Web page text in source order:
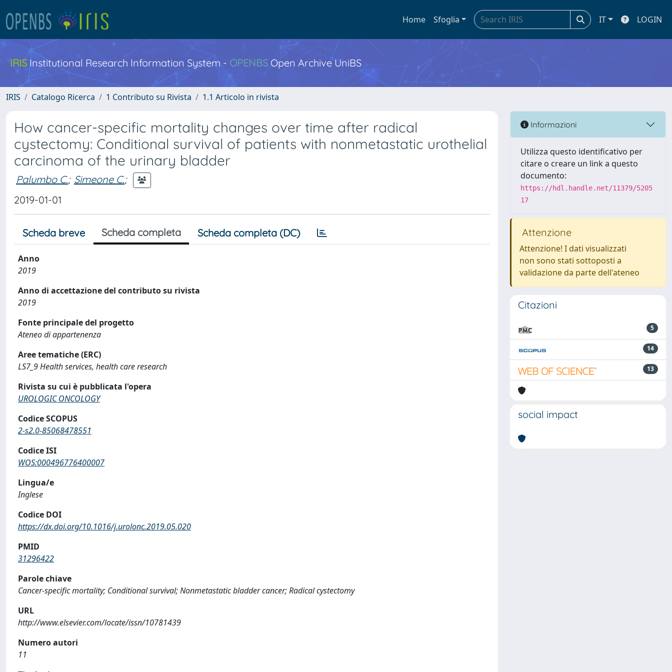
Home Sfoglia IT LOGIN
IRIS Institutional Research Information System - OPENBS Open Archive UniBS
IRIS Catalogo Ricerca 1 Contributo su Rivista 1.1 Articolo in rivista
How cancer-specific mortality changes over time after radical
cystectomy: Conditional survival of patients with nonmetastatic urothelial
carcinoma of the urinary bladder
Palumbo C.; Simeone C.;
2019-01-01
Scheda breve Scheda completa Scheda completa (DC)
Anno
2019
Anno di accettazione del contributo su rivista
2019
Fonte principale del progetto
Ateneo di appartenenza
Aree tematiche (ERC)
LS7_9 Health services, health care research
Rivista su cui è pubblicata l'opera
UROLOGIC ONCOLOGY
Codice SCOPUS
2-s2.0-85068478551
Codice ISI
WOS:000496776400007
Lingua/e
Inglese
Codice DOI
https://dx.doi.org/10.1016/j.urolonc.2019.05.020
PMID
31296422
Parole chiave
Cancer-specific mortality; Conditional survival; Nonmetastatic bladder cancer; Radical cystectomy
URL
http://www.elsevier.com/locate/issn/10781439
Numero autori
11
Informazioni
Utilizza questo identificativo per
citare o creare un link a questo
documento:
https://hdl.handle.net/11379/5205
17
Attenzione
Attenzione! I dati visualizzati
non sono stati sottoposti a
validazione da parte dell'ateneo
Citazioni
5
14
13
social impact